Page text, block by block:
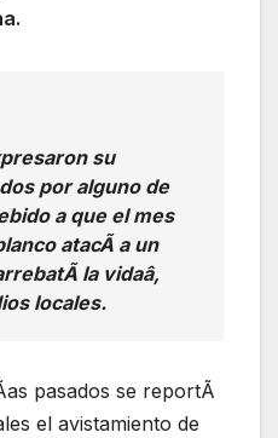
su
por alguno de
a que el mes
atacÃ a un
la vidaâ,
locales.
pasados se reportÃ
el avistamiento de